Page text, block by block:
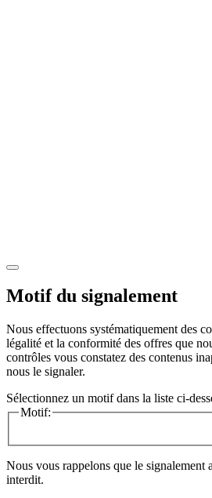
Motif du signalement
Nous effectuons systématiquement des
légalité et la conformité des offres que
contrôles vous constatez des contenus
nous le signaler.
Sélectionnez un motif dans la liste ci-
Motif:
Nous vous rappelons que le signalement
interdit.